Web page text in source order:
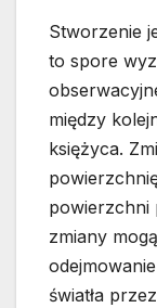
Stworzenie
to spore
między
księżyca.
powierzchni
zmiany
światła